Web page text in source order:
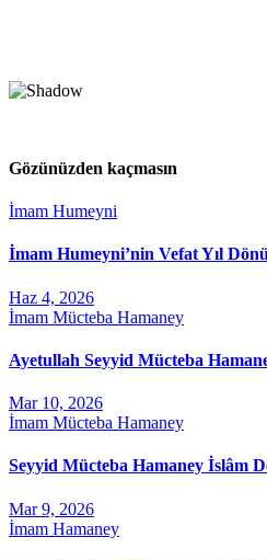
Gözünüzden kaçmasın
İmam Humeyni
İmam Humeyni’nin Vefat Yıl
Haz 4, 2026
İmam Mücteba Hamaney
Ayetullah Seyyid Mücteba
Mar 10, 2026
İmam Mücteba Hamaney
Seyyid Mücteba Hamaney İslâm
Mar 9, 2026
İmam Hamaney